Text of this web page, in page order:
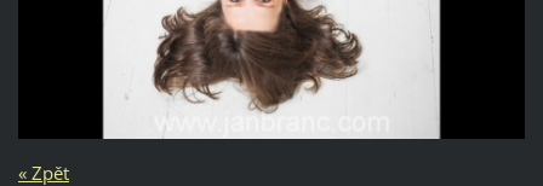
« Zpět